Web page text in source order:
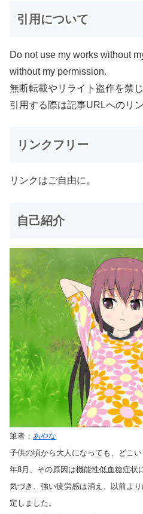
引用について
Do not use my works without
without my permission.
無断転載やリライト盗作を禁じ
引用する際は記事URLへのリ
リンクフリー
リンクはご自由に。
自己紹介
筆者： あやな
子供の頃から大人になっても、どこ
年8月、その原因は機能性低血糖症状
気づき、強い疲労感は消え、以前よ
定しました。